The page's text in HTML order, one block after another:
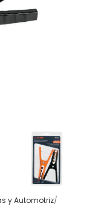
y Automotriz